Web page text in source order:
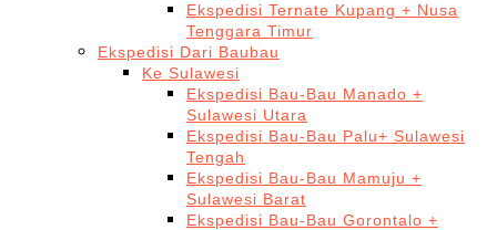
Ekspedisi Ternate Kupang + Nusa
Tenggara Timur
Ekspedisi Dari Baubau
Ke Sulawesi
Ekspedisi Bau-Bau Manado +
Sulawesi Utara
Ekspedisi Bau-Bau Palu+ Sulawesi
Tengah
Ekspedisi Bau-Bau Mamuju +
Sulawesi Barat
Ekspedisi Bau-Bau Gorontalo +